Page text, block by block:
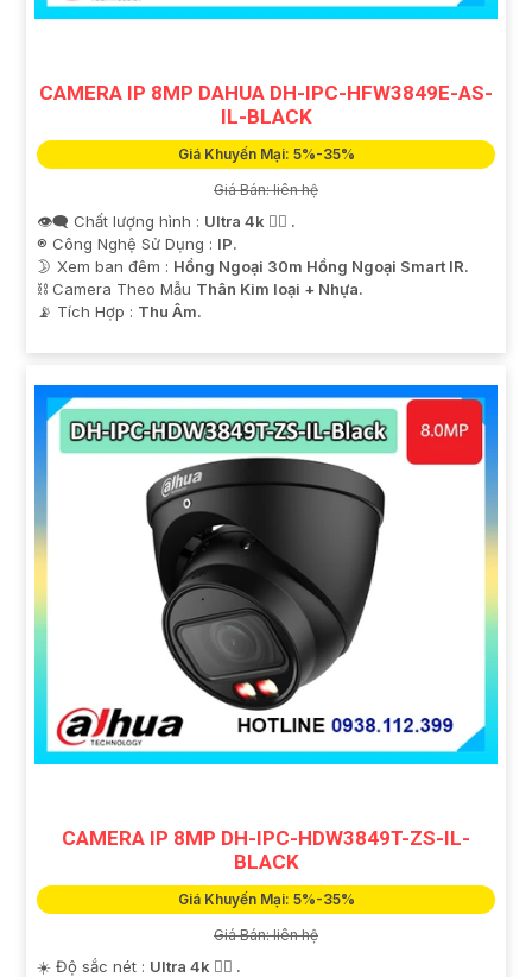
CAMERA IP 8MP DAHUA DH-IPC-HFW3849E-AS-
IL-BLACK
Giá Khuyến Mại: 5%-35%
Giá Bán: liên hệ
👁️‍🗨 Chất lượng hình : Ultra 4k 👍🏾 .
®️ Công Nghệ Sử Dụng : IP.
🌛 Xem ban đêm : Hồng Ngoại 30m Hồng Ngoại Smart IR.
⛓ Camera Theo Mẫu Thân Kim loại + Nhựa.
️📡 Tích Hợp : Thu Âm.
CAMERA IP 8MP DH-IPC-HDW3849T-ZS-IL-
BLACK
Giá Khuyến Mại: 5%-35%
Giá Bán: liên hệ
☀️ Độ sắc nét : Ultra 4k 👍🏾 .